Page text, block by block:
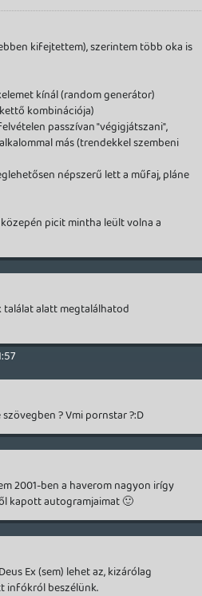
kifejtettem), szerintem több oka is
kínál (random generátor)
kombinációja)
passzívan "végigjátszani",
más (trendekkel szembeni
népszerű lett a műfaj, pláne
picit mintha leült volna a
találat alatt megtalálhatod
? Vmi pornstar ?:D
2001-ben a haverom nagyon irígy
kapott autogramjaimat 🙂
Ex (sem) lehet az, kizárólag
infókról beszélünk.